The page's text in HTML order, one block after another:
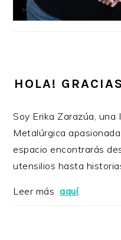
HOLA!
Soy Erika Zarazúa, una
Metalúrgica
espacio encontrarás
utensilios hasta
Leer másaquí.